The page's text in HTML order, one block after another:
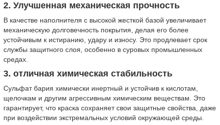
2. Улучшенная механическая прочность
В качестве наполнителя с высокой жесткой базой увеличивает
механическую долговечность покрытия, делая его более
устойчивым к истиранию, удару и износу. Это продлевает срок
службы защитного слоя, особенно в суровых промышленных
средах.
3. отличная химическая стабильность
Сульфат бария химически инертный и устойчив к кислотам,
щелочкам и другим агрессивным химическим веществам. Это
гарантирует, что краска сохраняет свои защитные свойства, даже
при воздействии экстремальных условий окружающей среды.